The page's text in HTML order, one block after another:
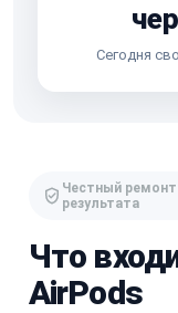
Сегодня
Честный ремонт
результата
Что
AirPods